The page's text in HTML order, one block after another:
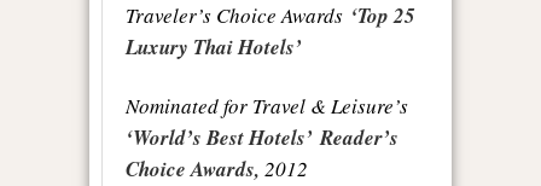
Traveler’s Choice Awards ‘Top 25
Luxury Thai Hotels’
Nominated for Travel & Leisure’s
‘World’s Best Hotels’ Reader’s
Choice Awards, 2012